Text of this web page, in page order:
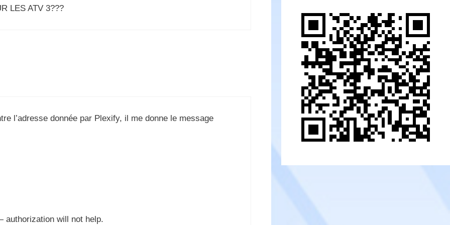
LES ATV 3???
l’adresse donnée par Plexify, il me donne le message
authorization will not help.